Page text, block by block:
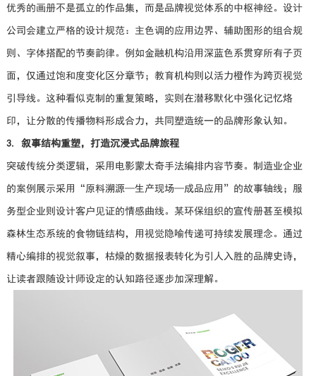
优秀的画册不是孤立的作品集，而是品牌视觉体系的中枢神经。设计
公司会建立严格的设计规范：主色调的应用边界、辅助图形的组合规
则、字体搭配的节奏韵律。例如金融机构沿用深蓝色系贯穿所有子页
面，仅通过饱和度变化区分章节；教育机构则以活力橙作为跨页视觉
引导线。这种看似克制的重复策略，实则在潜移默化中强化记忆烙
印，让分散的传播物料形成合力，共同塑造统一的品牌形象认知。
3. 叙事结构重塑，打造沉浸式品牌旅程
突破传统分类逻辑，采用电影蒙太奇手法编排内容节奏。制造业企业
的案例展示采用“原料溯源—生产现场—成品应用”的故事轴线；服
务型企业则设计客户见证的情感曲线。某环保组织的宣传册甚至模拟
森林生态系统的食物链结构，用视觉隐喻传递可持续发展理念。通过
精心编排的视觉叙事，枯燥的数据报表转化为引人入胜的品牌史诗，
让读者跟随设计师设定的认知路径逐步加深理解。